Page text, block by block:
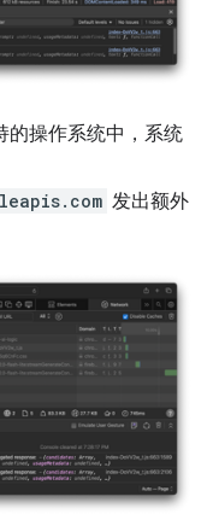
的操作系统中，系统
发出额外